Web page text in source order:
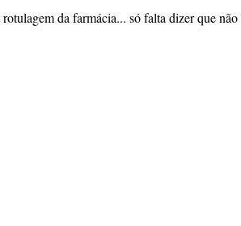
da farmácia... só falta dizer que